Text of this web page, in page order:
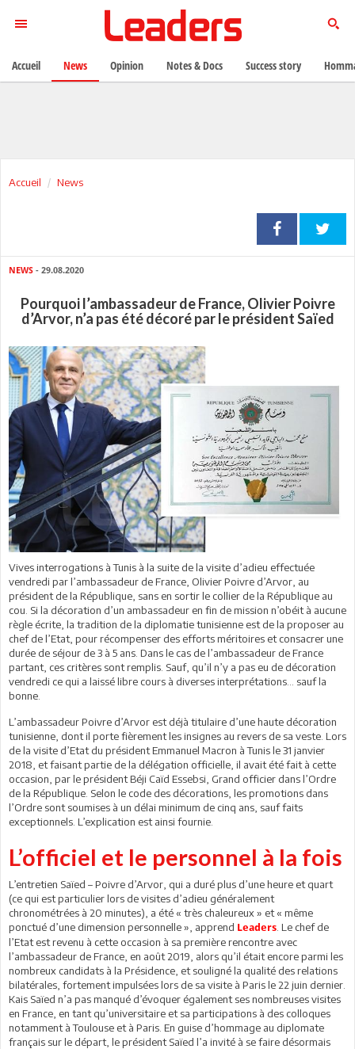
Accueil News
NEWS - 29.08.2020
Pourquoi l’ambassadeur de France, Olivier Poivre
d’Arvor, n’a pas été décoré par le président Saïed
Vives interrogations à Tunis à la suite de la visite d’adieu effectuée
vendredi par l’ambassadeur de France, Olivier Poivre d’Arvor, au
président de la République, sans en sortir le collier de la République au
cou. Si la décoration d’un ambassadeur en fin de mission n’obéit à aucune
règle écrite, la tradition de la diplomatie tunisienne est de la proposer au
chef de l’Etat, pour récompenser des efforts méritoires et consacrer une
durée de séjour de 3 à 5 ans. Dans le cas de l’ambassadeur de France
partant, ces critères sont remplis. Sauf, qu’il n’y a pas eu de décoration
vendredi ce qui a laissé libre cours à diverses interprétations... sauf la
bonne.
L’ambassadeur Poivre d’Arvor est déjà titulaire d’une haute décoration
tunisienne, dont il porte fièrement les insignes au revers de sa veste. Lors
de la visite d’Etat du président Emmanuel Macron à Tunis le 31 janvier
2018, et faisant partie de la délégation officielle, il avait été fait à cette
occasion, par le président Béji Caïd Essebsi, Grand officier dans l’Ordre
de la République. Selon le code des décorations, les promotions dans
l’Ordre sont soumises à un délai minimum de cinq ans, sauf faits
exceptionnels. L’explication est ainsi fournie.
L’officiel et le personnel à la fois
L’entretien Saïed – Poivre d’Arvor, qui a duré plus d’une heure et quart
(ce qui est particulier lors de visites d’adieu généralement
chronométrées à 20 minutes), a été « très chaleureux » et « même
ponctué d’une dimension personnelle », apprend Leaders . Le chef de
l’Etat est revenu à cette occasion à sa première rencontre avec
l’ambassadeur de France, en août 2019, alors qu’il était encore parmi les
nombreux candidats à la Présidence, et souligné la qualité des relations
bilatérales, fortement impulsées lors de sa visite à Paris le 22 juin dernier.
Kais Saïed n’a pas manqué d’évoquer également ses nombreuses visites
en France, en tant qu’universitaire et sa participations à des colloques
notamment à Toulouse et à Paris. En guise d’hommage au diplomate
français sur le départ, le président Saïed l’a invité à se faire désormais
Accueil News Opinion Notes & Docs Success story